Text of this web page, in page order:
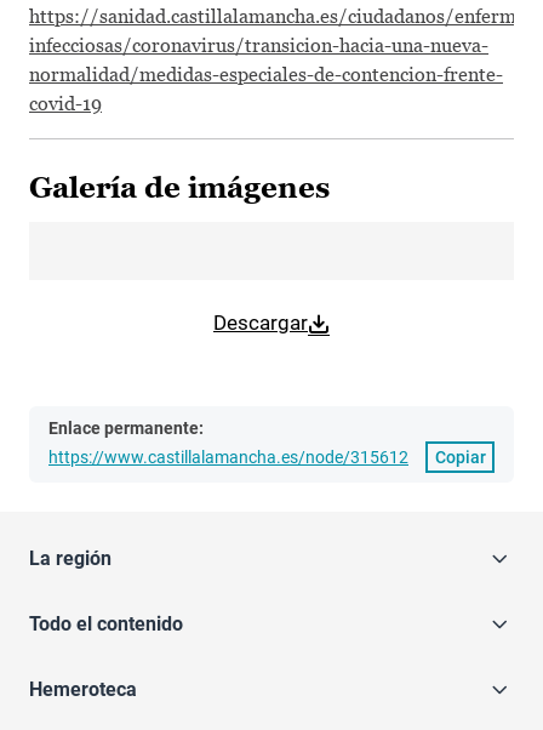
https://sanidad.castillalamancha.es/ciudadanos/
infecciosas/coronavirus/transicion-hacia-una-nueva-
normalidad/medidas-especiales-de-contencion-frente-
covid-19
Galería de imágenes
Descargar
Enlace permanente:
https://www.castillalamancha.es/node/315612
Copiar
La región
Todo el contenido
Hemeroteca